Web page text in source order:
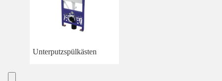
Unterputzspülkästen